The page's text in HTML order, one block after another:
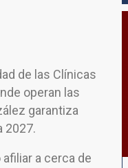
de las Clínicas
operan las
garantiza
2027.
a cerca de